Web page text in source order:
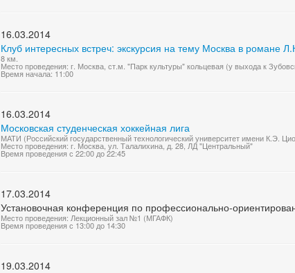
16.03.2014
Клуб интересных встреч: экскурсия на тему Москва в романе
8 км.
Место проведения: г. Москва, ст.м. "Парк культуры" кольцевая (у выхода к
Время начала: 11:00
16.03.2014
Московская студенческая хоккейная лига
МАТИ (Российский государственный технологический университет имени К.Э.
Место проведения: г. Москва, ул. Талалихина, д. 28, ЛД "Центральный"
Время проведения с 22:00 до 22:45
17.03.2014
Установочная конференция по профессионально-
Место проведения: Лекционный зал №1 (МГАФК)
Время проведения с 13:00 до 14:30
19.03.2014